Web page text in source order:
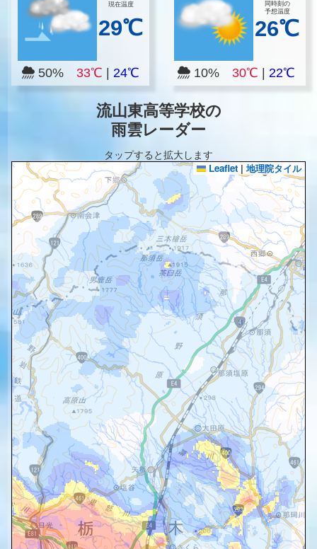
現在温度
29℃
50% 33℃ 24℃
同時刻の
予想温度
26℃
10% 30℃ |22℃
流山東高等学校の
雨雲レーダー
タップすると拡大します
Leaflet | 地理院タイル